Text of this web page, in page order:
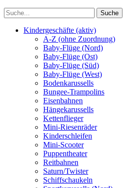
Kindergeschäfte (aktiv)
A-Z (ohne Zuordnung)
Baby-Flüge (Nord)
Baby-Flüge (Ost)
Baby-Flüge (Süd)
Baby-Flüge (West)
Bodenkarussells
Bungee-Trampolins
Eisenbahnen
Hängekarussells
Kettenflieger
Mini-Riesenräder
Kinderschleifen
Mini-Scooter
Puppentheater
Reitbahnen
Saturn/Twister
Schiffschaukeln